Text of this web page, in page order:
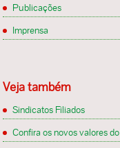
Publicações
Imprensa
Veja também
Sindicatos Filiados
Confira os novos valores